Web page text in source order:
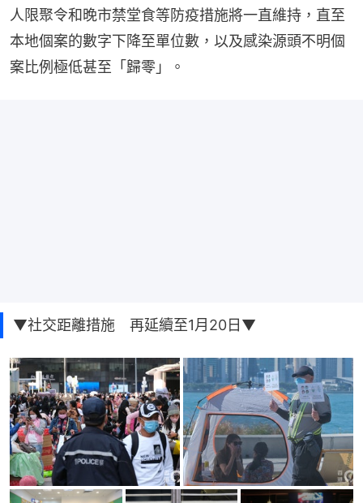
人限聚令和晚市禁堂食等防疫措施將一直維持，直至
本地個案的數字下降至單位數，以及感染源頭不明個
案比例極低甚至「歸零」。
▼社交距離措施 再延續至1月20日▼